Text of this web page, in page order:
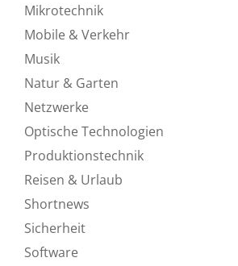
Mikrotechnik
Mobile & Verkehr
Musik
Natur & Garten
Netzwerke
Optische Technologien
Produktionstechnik
Reisen & Urlaub
Shortnews
Sicherheit
Software